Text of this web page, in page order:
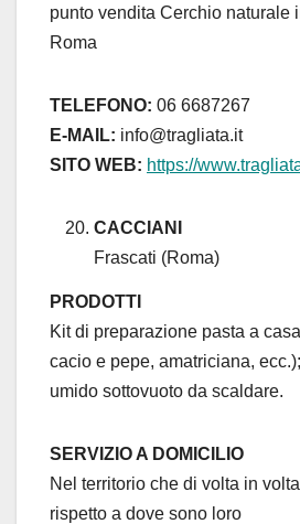
punto vendita Cerchio naturale
Roma
TELEFONO: 06 6687267
E-MAIL: info@tragliata.it
SITO WEB: https://
CACCIANI
Frascati (Roma)
PRODOTTI
Kit di preparazione pasta a
cacio e pepe, amatriciana,
umido sottovuoto da scaldare.
SERVIZIO A DOMICILIO
Nel territorio che di volta in
rispetto a dove sono loro